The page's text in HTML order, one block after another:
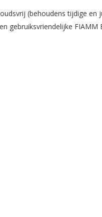
(behoudens tijdige en
FIAMM